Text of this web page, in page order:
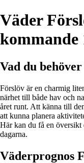
Väder
kommande
Vad du
Förslöv är en charmig
närhet till både hav och
året runt. Att känna till
att kunna planera
Här kan du få en översikt
dagarna.
Väderprognos